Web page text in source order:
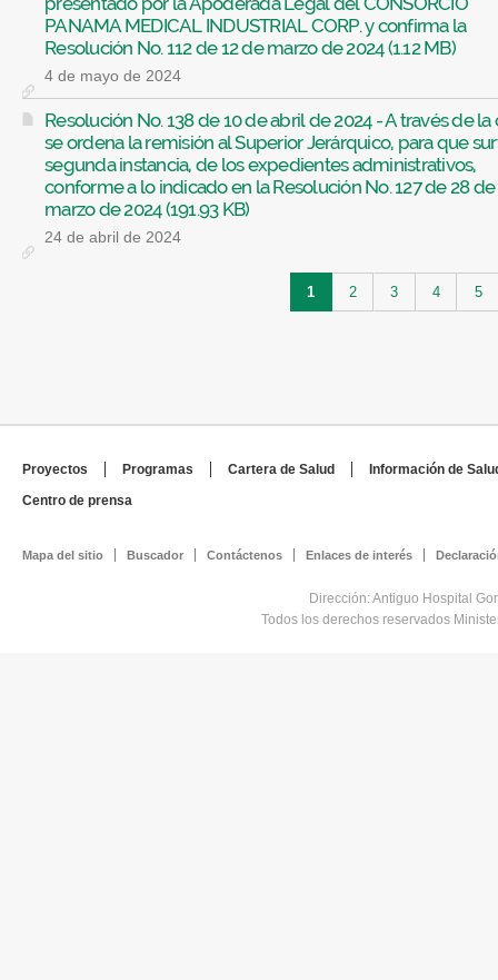
PANAMA MEDICAL INDUSTRIAL CORP. y confirma la
Resolución No. 112 de 12 de marzo de 2024 (1.12 MB)
4 de mayo de 2024
Resolución No. 138 de 10 de abril de 2024 - A través de la
se ordena la remisión al Superior Jerárquico, para que
segunda instancia, de los expedientes administrativos,
conforme a lo indicado en la Resolución No. 127 de 28 de
marzo de 2024 (191.93 KB)
24 de abril de 2024
1 2 3 4 5
Proyectos Programas Cartera de Salud
Información de
Centro de prensa
Mapa del sitio Buscador Contáctenos Enlaces de interés
Dirección: Antiguo Hospital
Todos los derechos reservados